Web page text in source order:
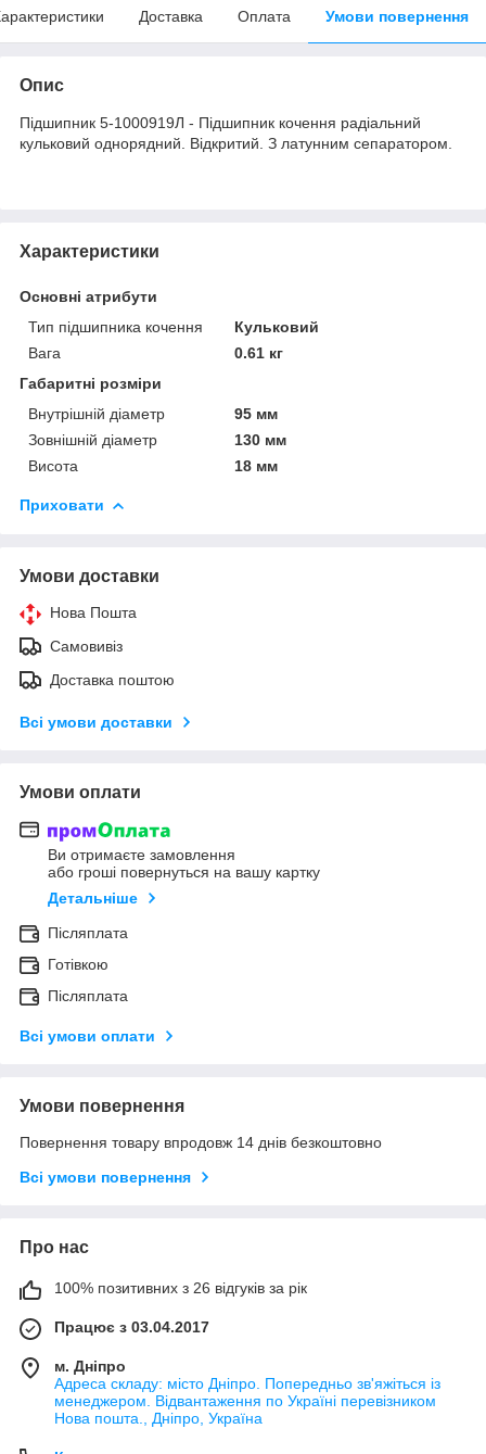
Доставка Оплата Умови повернення
Опис
Підшипник 5-1000919Л - Підшипник кочення радіальний
кульковий однорядний. Відкритий. З латунним сепаратором.
Характеристики
Основні атрибути
Тип підшипника кочення
Кульковий
Вага
0.61 кг
Габаритні розміри
Внутрішній діаметр
95 мм
Зовнішній діаметр
130 мм
Висота
18 мм
Приховати
Умови доставки
Нова Пошта
Самовивіз
Доставка поштою
Всі умови доставки
Умови оплати
Ви отримаєте замовлення
або гроші повернуться на вашу картку
Детальніше
Післяплата
Готівкою
Післяплата
Всі умови оплати
Умови повернення
Повернення товару впродовж 14 днів безкоштовно
Всі умови повернення
Про нас
100% позитивних з 26 відгуків за рік
Працює з 03.04.2017
м. Дніпро
Адреса складу: місто Дніпро. Попередньо зв'яжіться із
менеджером. Відвантаження по Україні перевізником
Нова пошта., Дніпро, Україна